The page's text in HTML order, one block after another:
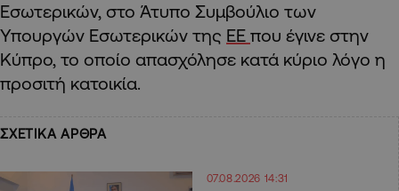
Εσωτερικών, στο Άτυπο Συμβούλιο των
Υπουργών Εσωτερικών της ΕΕ που έγινε στην
Κύπρο, το οποίο απασχόλησε κατά κύριο λόγο η
προσιτή κατοικία.
ΣΧΕΤΙΚΑ ΑΡΘΡΑ
07.08.2026 14:31